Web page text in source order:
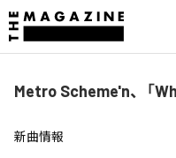
Metro Scheme'n、「
新曲情報